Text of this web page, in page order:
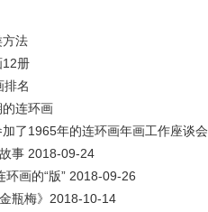
方法
12册
排名
连环画
了1965年的连环画年画工作座谈会
事 2018-09-24
画的“版” 2018-09-26
瓶梅》2018-10-14